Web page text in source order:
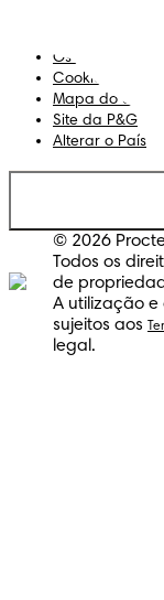
Os Meus Dados
Cookies
Mapa do Site
Site da P&G
Alterar o País
© 2026
Todos os
de
A utilização e
sujeitos aos
legal.